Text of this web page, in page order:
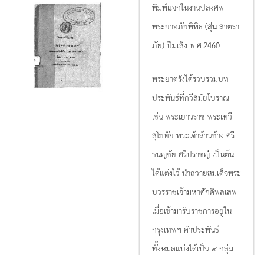
พิมพ์แจกในงานปลงศพ
พระยาอภัยพิพิธ (สุ่น สาตรา
ภัย) ปีมเส็ง พ.ศ.2460
พระยาตรังได้รวบรวมบท
ประพันธ์ที่กวีสมัยโบราณ
เช่น พระเยาวราช พระเทวี
สุโขทัย พระเจ้าล้านช้าง ศรี
ธนญชัย ศรีปราชญ์ เป็นต้น
ได้แต่งไว้ นำถวายสมเด็จพระ
บวรราชเจ้ามหาศักดิพลเสพ
เมื่อเข้ามารับราชการอยู่ใน
กรุงเทพฯ คำประพันธ์
ทั้งหมดแบ่งได้เป็น ๔ กลุ่ม